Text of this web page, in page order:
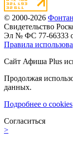
© 2000-2026
Свидетельство
Эл № ФС 77-66333
Правила
Сайт Афиша Plus
Продолжая
данных.
Подробнее о cookies
Согласиться
>